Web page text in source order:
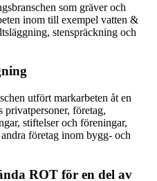
som gräver och
inom till exempel vatten &
stenspräckning och
utfört markarbeten åt en
privatpersoner, företag,
stiftelser och föreningar,
företag inom bygg- och
ROT för en del av